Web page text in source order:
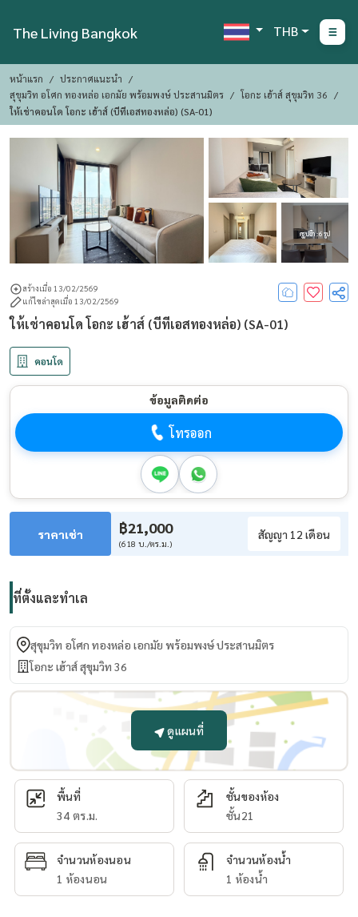
The Living Bangkok THB
หน้าแรก
ประกาศแนะนำ
สุขุมวิท อโศก ทองหล่อ เอกมัย พร้อมพงษ์ ประสานมิตร
โอกะ เฮ้าส์ สุขุมวิท 36
ให้เช่าคอนโด โอกะ เฮ้าส์ (บีทีเอสทองหล่อ) (SA-01)
ดูรูปอีก : 6 รูป
สร้างเมื่อ 13/02/2569
แก้ไขล่าสุดเมื่อ 13/02/2569
ให้เช่าคอนโด โอกะ เฮ้าส์ (บีทีเอสทองหล่อ) (SA-01)
คอนโด
ข้อมูลติดต่อ
โทรออก
ราคาเช่า ฿21,000
(618 บ./ตร.ม.)
สัญญา 12 เดือน
ที่ตั้งและทำเล
สุขุมวิท อโศก ทองหล่อ เอกมัย พร้อมพงษ์ ประสานมิตร
โอกะ เฮ้าส์ สุขุมวิท 36
ดูแผนที่
พื้นที่
34 ตร.ม.
ชั้นของห้อง
ชั้น21
จำนวนห้องนอน
1 ห้องนอน
จำนวนห้องน้ำ
1 ห้องน้ำ